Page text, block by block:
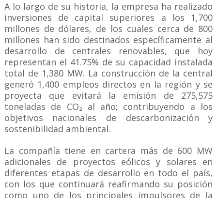
A lo largo de su historia, la empresa ha realizado
inversiones de capital superiores a los 1,700
millones de dólares, de los cuales cerca de 800
millones han sido destinados específicamente al
desarrollo de centrales renovables, que hoy
representan el 41.75% de su capacidad instalada
total de 1,380 MW. La construcción de la central
generó 1,400 empleos directos en la región y se
proyecta que evitará la emisión de 275,575
toneladas de CO₂ al año; contribuyendo a los
objetivos nacionales de descarbonización y
sostenibilidad ambiental.
La compañía tiene en cartera más de 600 MW
adicionales de proyectos eólicos y solares en
diferentes etapas de desarrollo en todo el país,
con los que continuará reafirmando su posición
como uno de los principales impulsores de la